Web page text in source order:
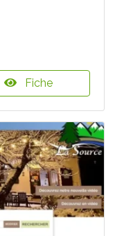
Fiche